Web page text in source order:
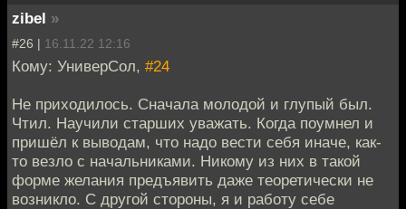
zibel »
#26 | 16.11.22 12:16
Кому: УниверСол, #24
Не приходилось. Сначала молодой и глупый был.
Чтил. Научили старших уважать. Когда поумнел и
пришёл к выводам, что надо вести себя иначе, как-
то везло с начальниками. Никому из них в такой
форме желания предъявить даже теоретически не
возникло. С другой стороны, я и работу себе